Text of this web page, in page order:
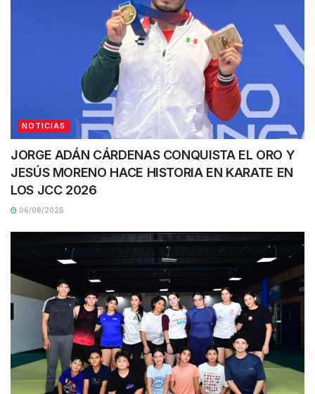
NOTICIAS
JORGE ADÁN CÁRDENAS CONQUISTA EL ORO Y
JESÚS MORENO HACE HISTORIA EN KARATE EN
LOS JCC 2026
06/08/2026